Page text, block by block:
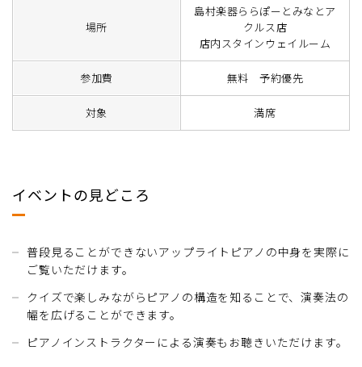
場所
島村楽器ららぽーとみなとア
クルス店
店内スタインウェイルーム
参加費 無料 予約優先
対象 満席
イベントの見どころ
普段見ることができないアップライトピアノの中身を実際に
ご覧いただけます。
クイズで楽しみながらピアノの構造を知ることで、演奏法の
幅を広げることができます。
ピアノインストラクターによる演奏もお聴きいただけます。